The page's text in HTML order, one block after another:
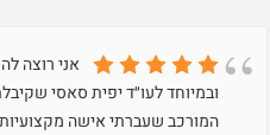
אני רוצה
ובמיוחד לעו״ד יפית סאסי
המורכב שעברתי אישה